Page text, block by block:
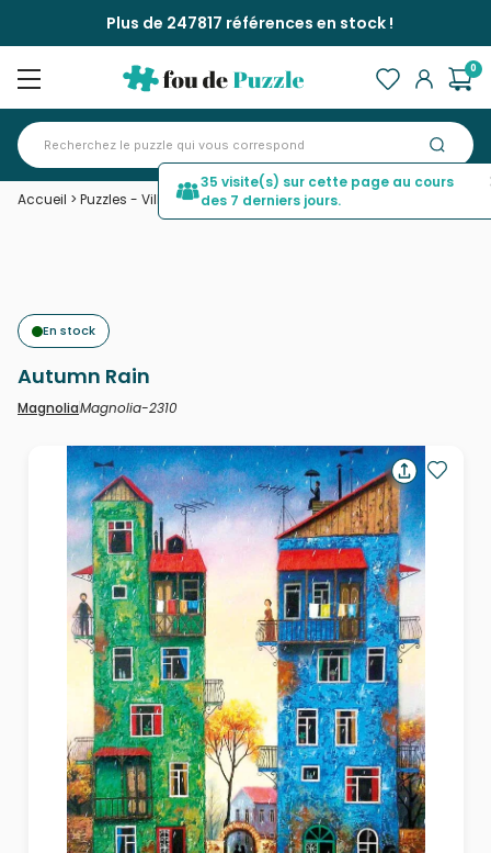
Plus de 247817 références en stock !
0
Accueil > Puzzles - Villes et Villages >Autumn Rain
En stock
Autumn Rain
MagnoliaMagnolia-2310
35 visite(s) sur cette page au cours
des 7 derniers jours.